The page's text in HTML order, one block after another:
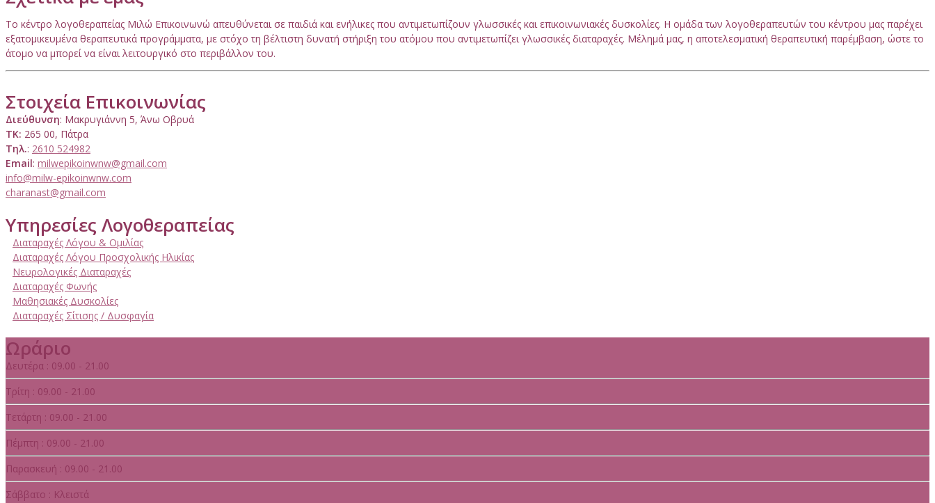
Το κέντρο λογοθεραπείας Μιλώ Επικοινωνώ απευθύνεται σε παιδιά και ενήλικες που αντιμετωπίζουν γλωσσικές και επικοινωνιακές δυσκολίες. Η ομάδα των λογοθεραπευτών του κέντρου μας παρέχει
εξατομικευμένα θεραπευτικά προγράμματα, με στόχο τη βέλτιστη δυνατή στήριξη του ατόμου που αντιμετωπίζει γλωσσικές διαταραχές. Μέλημά μας, η αποτελεσματική θεραπευτική παρέμβαση, ώστε το
άτομο να μπορεί να είναι λειτουργικό στο περιβάλλον του.
Στοιχεία Επικοινωνίας
Διεύθυνση: Μακρυγιάννη 5, Άνω Οβρυά
ΤΚ: 265 00, Πάτρα
Τηλ.: 2610 524982
Email: milwepikoinwnw@gmail.com
info@milw-epikoinwnw.com
charanast@gmail.com
Υπηρεσίες Λογοθεραπείας
Διαταραχές Λόγου & Ομιλίας
Διαταραχές Λόγου Προσχολικής Ηλικίας
Νευρολογικές Διαταραχές
Διαταραχές Φωνής
Μαθησιακές Δυσκολίες
Διαταραχές Σίτισης / Δυσφαγία
Ωράριο
Δευτέρα : 09.00 - 21.00
Τρίτη : 09.00 - 21.00
Τετάρτη : 09.00 - 21.00
Πέμπτη : 09.00 - 21.00
Παρασκευή : 09.00 - 21.00
Σάββατο : Κλειστά